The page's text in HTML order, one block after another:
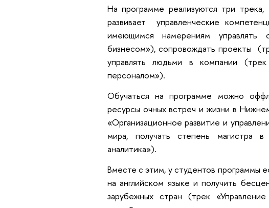
На программе реализуются три
развивает управленческие
имеющимся намерениям управлять
бизнесом»), сопровождать проекты
управлять людьми в компании
персоналом»).
Обучаться на программе можно
ресурсы очных встреч и жизни в
«Организационное развитие и
мира, получать степень магистра
аналитика»).
Вместе с этим, у студентов программы
на английском языке и получить
зарубежных стран (трек